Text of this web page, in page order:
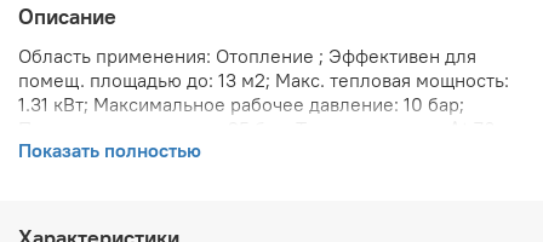
Описание
Область применения: Отопление ; Эффективен для
помещ. площадью до: 13 м2; Макс. тепловая мощность:
1.31 кВт; Максимальное рабочее давление: 10 бар;
1308 Вт; Теплоотдача при Δt 60: 1060 Вт; Теплоотдача
температура теплоносителя: 110 °С; Межосевое
Показать полностью